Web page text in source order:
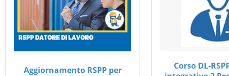
Aggiornamento RSPP per
Corso DL-